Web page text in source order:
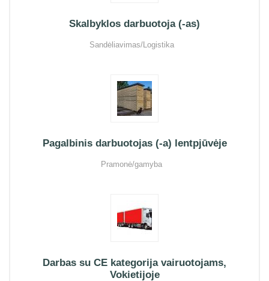
Skalbyklos darbuotoja (-as)
Sandėliavimas/Logistika
Pagalbinis darbuotojas (-a) lentpjūvėje
Pramonė/gamyba
Darbas su CE kategorija vairuotojams,
Vokietijoje